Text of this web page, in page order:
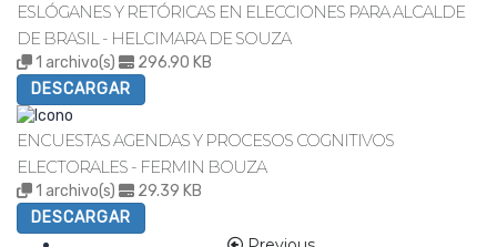
ESLÓGANES Y RETÓRICAS EN ELECCIONES PARA ALCALDE
DE BRASIL - HELCIMARA DE SOUZA
1 archivo(s)
296.90 KB
DESCARGAR
ENCUESTAS AGENDAS Y PROCESOS COGNITIVOS
ELECTORALES - FERMIN BOUZA
1 archivo(s)
29.39 KB
DESCARGAR